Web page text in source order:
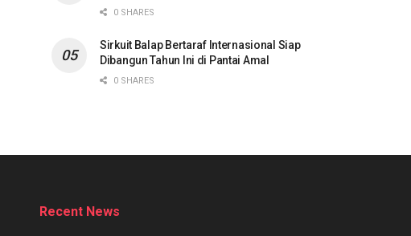
0 SHARES
Sirkuit Balap Bertaraf Internasional Siap
Dibangun Tahun Ini di Pantai Amal
0 SHARES
Recent News